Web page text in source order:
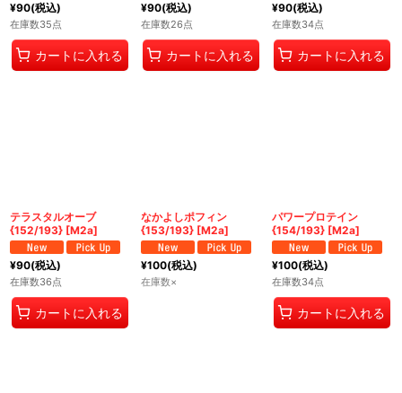
¥90(税込)
在庫数35点
カートに入れる
¥90(税込)
在庫数26点
カートに入れる
¥90(税込)
在庫数34点
カートに入れる
テラスタルオーブ
{152/193} [M2a]
¥90(税込)
在庫数36点
カートに入れる
なかよしポフィン
{153/193} [M2a]
¥100(税込)
在庫数×
パワープロテイン
{154/193} [M2a]
¥100(税込)
在庫数34点
カートに入れる